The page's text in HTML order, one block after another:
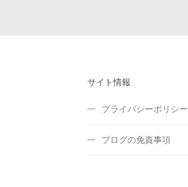
サイト情報
プライバシーポリシー
ブログの免責事項